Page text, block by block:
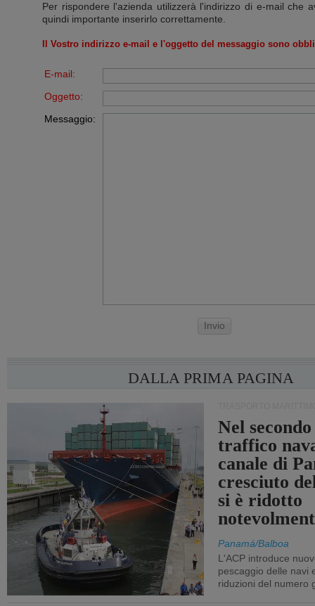
Per rispondere l'azienda utilizzerà l'indirizzo di e-mail che
quindi importante inserirlo correttamente.
Il Vostro indirizzo e-mail e l'oggetto del messaggio sono
E-mail:
Oggetto:
Messaggio:
Invio
DALLA PRIMA PAGINA
Nel
traffico
canale di
cresciuto
si è ridotto
Panamá/Balboa
L'ACP introduce
pescaggio delle navi
riduzioni del numero